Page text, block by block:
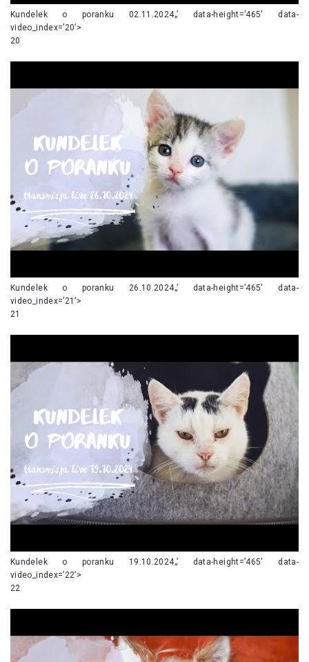
Kundelek o poranku 02.11.2024„’ data-height=’465′ data-
video_index=’20’>
20
Kundelek o poranku 26.10.2024„’ data-height=’465′ data-
video_index=’21’>
21
Kundelek o poranku 19.10.2024„’ data-height=’465′ data-
video_index=’22’>
22